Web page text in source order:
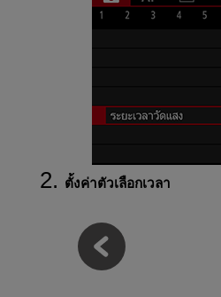
ตั้งค่าตัวเลือกเวลา